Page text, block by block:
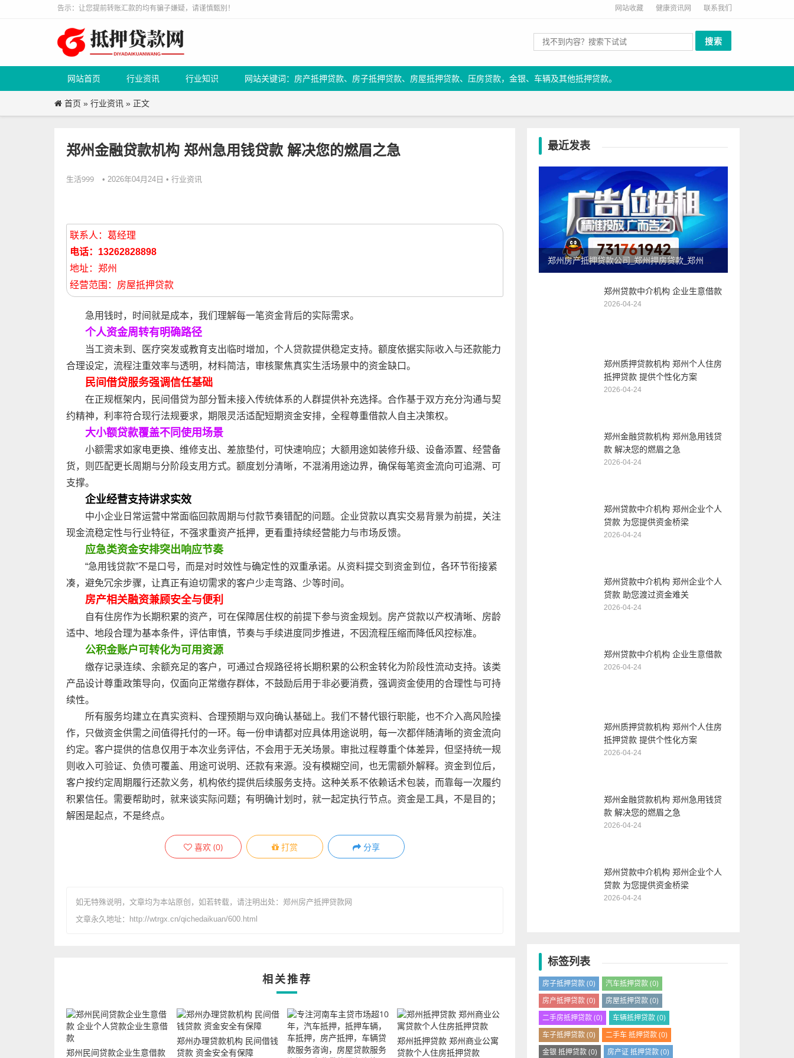
告示：让您提前转账汇款的均有骗子嫌疑，请谨慎甄别！ 网站收藏 健康资讯网 联系我们
网站首页 行业资讯 行业知识 网站关键词：房产抵押贷款、房子抵押贷款、房屋抵押贷款、压房贷款，金银、车辆及其他抵押贷款。
首页 » 行业资讯 » 正文
郑州金融贷款机构 郑州急用钱贷款 解决您的燃眉之急
生活999 • 2026年04月24日 • 行业资讯
联系人：葛经理
电话：13262828898
地址：郑州
经营范围：房屋抵押贷款
急用钱时，时间就是成本，我们理解每一笔资金背后的实际需求。
个人资金周转有明确路径
当工资未到、医疗突发或教育支出临时增加，个人贷款提供稳定支持。额度依据实际收入与还款能力
合理设定，流程注重效率与透明，材料简洁，审核聚焦真实生活场景中的资金缺口。
民间借贷服务强调信任基础
在正规框架内，民间借贷为部分暂未接入传统体系的人群提供补充选择。合作基于双方充分沟通与契
约精神，利率符合现行法规要求，期限灵活适配短期资金安排，全程尊重借款人自主决策权。
大小额贷款覆盖不同使用场景
小额需求如家电更换、维修支出、差旅垫付，可快速响应；大额用途如装修升级、设备添置、经营备
货，则匹配更长周期与分阶段支用方式。额度划分清晰，不混淆用途边界，确保每笔资金流向可追溯、可
支撑。
企业经营支持讲求实效
中小企业日常运营中常面临回款周期与付款节奏错配的问题。企业贷款以真实交易背景为前提，关注
现金流稳定性与行业特征，不强求重资产抵押，更看重持续经营能力与市场反馈。
应急类资金安排突出响应节奏
“急用钱贷款”不是口号，而是对时效性与确定性的双重承诺。从资料提交到资金到位，各环节衔接紧
凑，避免冗余步骤，让真正有迫切需求的客户少走弯路、少等时间。
房产相关融资兼顾安全与便利
自有住房作为长期积累的资产，可在保障居住权的前提下参与资金规划。房产贷款以产权清晰、房龄
适中、地段合理为基本条件，评估审慎，节奏与手续进度同步推进，不因流程压缩而降低风控标准。
公积金账户可转化为可用资源
缴存记录连续、余额充足的客户，可通过合规路径将长期积累的公积金转化为阶段性流动支持。该类
产品设计尊重政策导向，仅面向正常缴存群体，不鼓励后用于非必要消费，强调资金使用的合理性与可持
续性。
所有服务均建立在真实资料、合理预期与双向确认基础上。我们不替代银行职能，也不介入高风险操
作，只做资金供需之间值得托付的一环。每一份申请都对应具体用途说明，每一次都伴随清晰的资金流向
约定。客户提供的信息仅用于本次业务评估，不会用于无关场景。审批过程尊重个体差异，但坚持统一规
则收入可验证、负债可覆盖、用途可说明、还款有来源。没有模糊空间，也无需额外解释。资金到位后，
客户按约定周期履行还款义务，机构依约提供后续服务支持。这种关系不依赖话术包装，而靠每一次履约
积累信任。需要帮助时，就来谈实际问题；有明确计划时，就一起定执行节点。资金是工具，不是目的；
解困是起点，不是终点。
喜欢 (0) 打赏 分享
如无特殊说明，文章均为本站原创 ，如若转载，请注明出处： 郑州房产抵押贷款网
文章永久地址：http://wtrgx.cn/qichedaikuan/600.html
相关推荐
郑州民间贷款企业生意借款
郑州办理贷款机构 民间借钱
贷款 资金安全有保障
郑州抵押贷款 郑州商业公寓
贷款个人住房抵押贷款
最近发表
郑州贷款中介机构 企业生意借款
2026-04-24
郑州质押贷款机构 郑州个人住房
抵押贷款 提供个性化方案
2026-04-24
郑州金融贷款机构 郑州急用钱贷
款 解决您的燃眉之急
2026-04-24
郑州贷款中介机构 郑州企业个人
贷款 为您提供资金桥梁
2026-04-24
郑州贷款中介机构 郑州企业个人
贷款 助您渡过资金难关
2026-04-24
郑州贷款中介机构 企业生意借款
2026-04-24
郑州质押贷款机构 郑州个人住房
抵押贷款 提供个性化方案
2026-04-24
郑州金融贷款机构 郑州急用钱贷
款 解决您的燃眉之急
2026-04-24
郑州贷款中介机构 郑州企业个人
贷款 为您提供资金桥梁
2026-04-24
标签列表
房子抵押贷款(0) 汽车抵押贷款(0)
房产抵押贷款(0) 房屋抵押贷款(0)
二手房抵押贷款(0) 车辆抵押贷款(0)
车子抵押贷款(0) 二手车 抵押贷款(0)
金银 抵押贷款(0) 房产证 抵押贷款(0)